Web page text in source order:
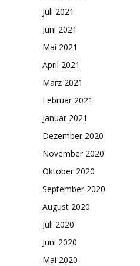
Juli 2021
Juni 2021
Mai 2021
April 2021
März 2021
Februar 2021
Januar 2021
Dezember 2020
November 2020
Oktober 2020
September 2020
August 2020
Juli 2020
Juni 2020
Mai 2020